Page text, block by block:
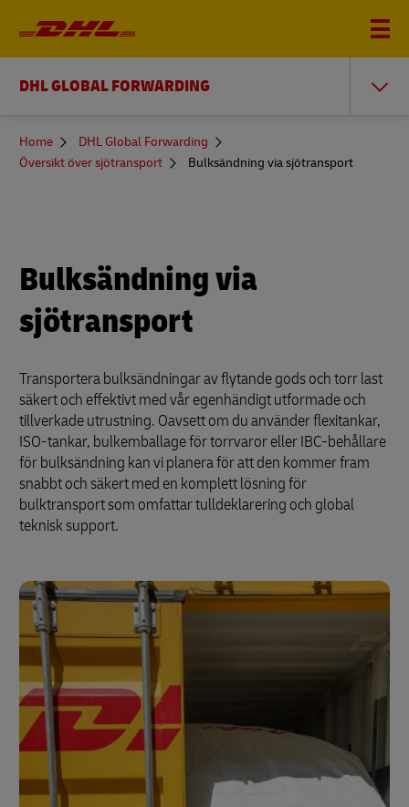
DHL GLOBAL FORWARDING
You
here
Home
DHL Global Forwarding
Översikt över sjötransport
Bulksändning via sjötransport
Bulksändning via
sjötransport
Transportera bulksändningar av flytande gods och torr last
säkert och effektivt med vår egenhändigt utformade och
tillverkade utrustning. Oavsett om du använder flexitankar,
ISO-tankar, bulkemballage för torrvaror eller IBC-behållare
för bulksändning kan vi planera för att den kommer fram
snabbt och säkert med en komplett lösning för
bulktransport som omfattar tulldeklarering och global
teknisk support.